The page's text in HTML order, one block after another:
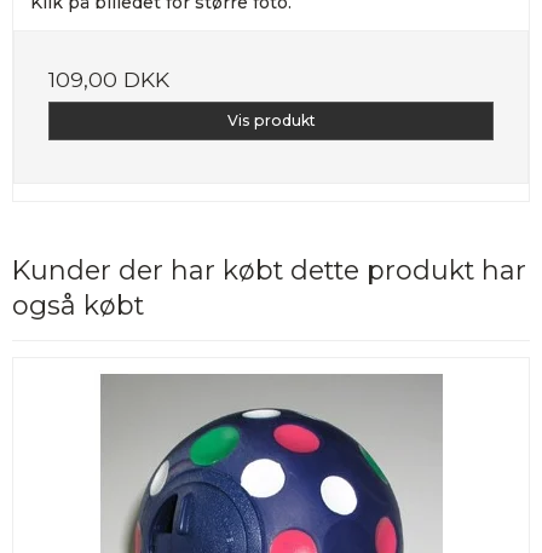
109,00 DKK
Vis produkt
Kunder der har købt dette produkt har
også købt